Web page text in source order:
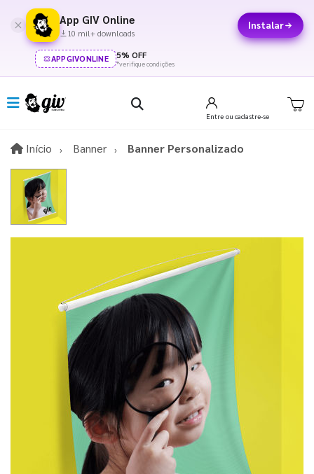
App GIV Online
10 mil+ downloads
Instalar
APPGIVONLINE 5% OFF
*verifique condições
Entre ou cadastre-se
Início InícioBanner Banner Personalizado